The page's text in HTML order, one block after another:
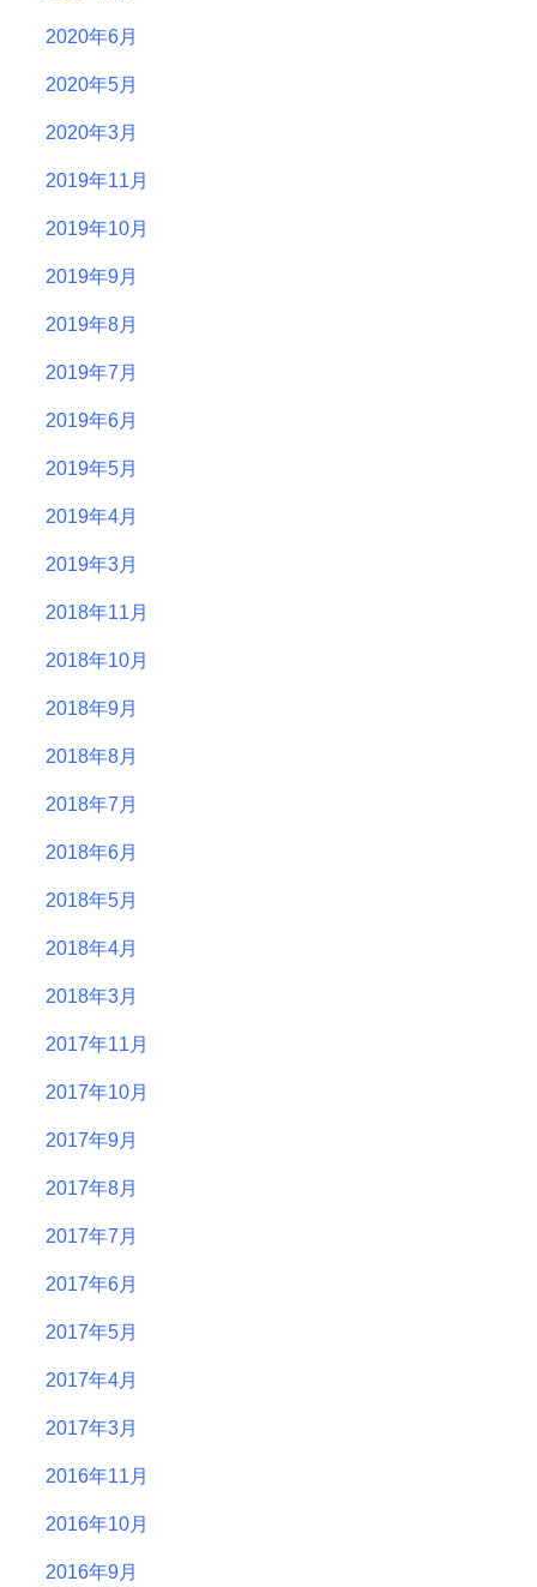
2020年6月
2020年5月
2020年3月
2019年11月
2019年10月
2019年9月
2019年8月
2019年7月
2019年6月
2019年5月
2019年4月
2019年3月
2018年11月
2018年10月
2018年9月
2018年8月
2018年7月
2018年6月
2018年5月
2018年4月
2018年3月
2017年11月
2017年10月
2017年9月
2017年8月
2017年7月
2017年6月
2017年5月
2017年4月
2017年3月
2016年11月
2016年10月
2016年9月